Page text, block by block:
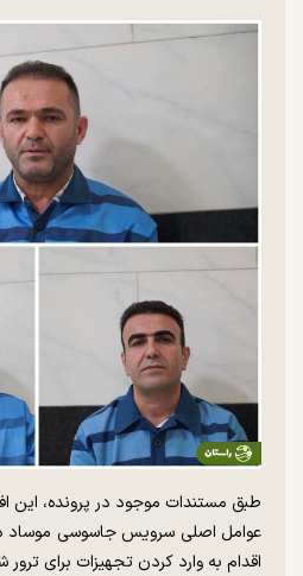
طبق مستندات موجود در پرونده، این
عوامل اصلی سرویس جاسوسی موساد
اقدام به وارد کردن تجهیزات برای